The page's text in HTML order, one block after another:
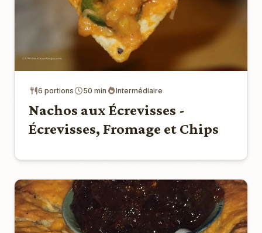
6 portions 50 min Intermédiaire
Nachos aux Écrevisses -
Écrevisses, Fromage et Chips